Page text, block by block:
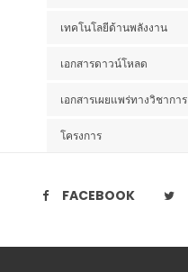
เทคโนโลยีด้านพลังงาน
เอกสารดาวน์โหลด
เอกสารเผยแพร่ทางวิชาการ
โครงการ
FACEBOOK